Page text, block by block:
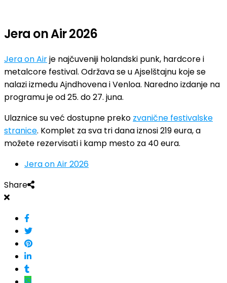
Jera on Air 2026
Jera on Airje najčuveniji holandski punk, hardcore i
metalcore festival. Održava se u Ajselštajnu koje se
nalazi između Ajndhovena i Venloa. Naredno izdanje na
programu je od 25. do 27. juna.
Ulaznice su već dostupne preko zvanične festivalske
stranice. Komplet za sva tri dana iznosi 219 eura, a
možete rezervisati i kamp mesto za 40 eura.
Jera on Air 2026
Share